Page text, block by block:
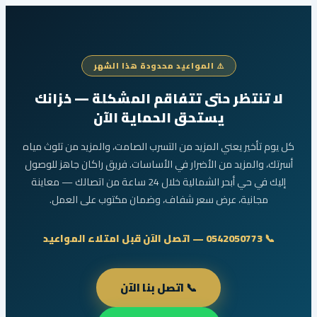
المكثّفة.
⚠️ المواعيد محدودة هذا الشهر
لا تنتظر حتى تتفاقم المشكلة — خزانك
يستحق الحماية الآن
كل يوم تأخير يعني المزيد من التسرب الصامت، والمزيد من تلوث مياه
أسرتك، والمزيد من الأضرار في الأساسات. فريق راكان جاهز للوصول
إليك في حي أبحر الشمالية خلال 24 ساعة من اتصالك — معاينة
مجانية، عرض سعر شفاف، وضمان مكتوب على العمل.
📞 0542050773 — اتصل الآن قبل امتلاء المواعيد
📞 اتصل بنا الآن